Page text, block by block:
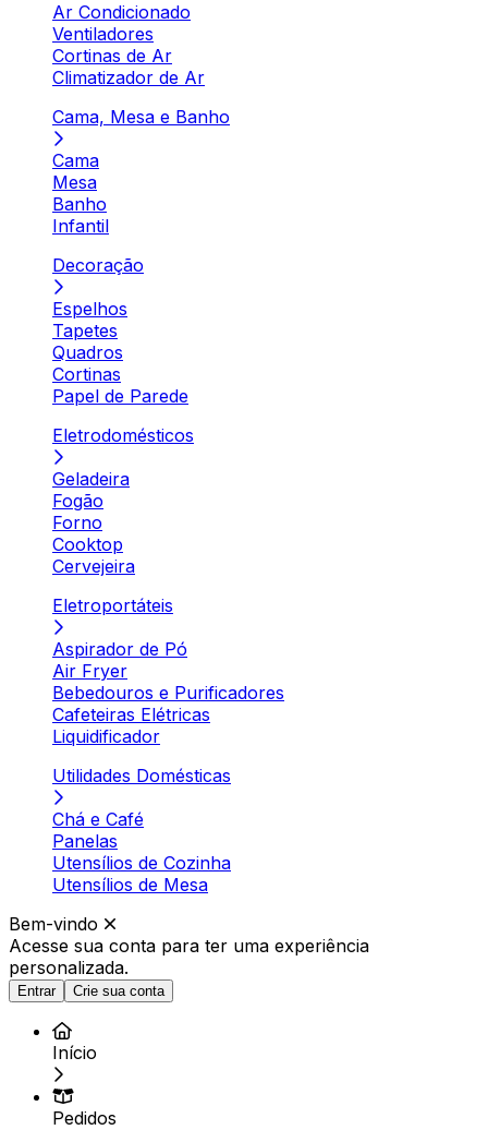
Ar Condicionado
Ventiladores
Cortinas de Ar
Climatizador de Ar
Cama, Mesa e Banho
Cama
Mesa
Banho
Infantil
Decoração
Espelhos
Tapetes
Quadros
Cortinas
Papel de Parede
Eletrodomésticos
Geladeira
Fogão
Forno
Cooktop
Cervejeira
Eletroportáteis
Aspirador de Pó
Air Fryer
Bebedouros e Purificadores
Cafeteiras Elétricas
Liquidificador
Utilidades Domésticas
Chá e Café
Panelas
Utensílios de Cozinha
Utensílios de Mesa
Bem-vindo
Acesse sua conta para ter uma experiência
personalizada.
Entrar Crie sua conta
Início
Pedidos